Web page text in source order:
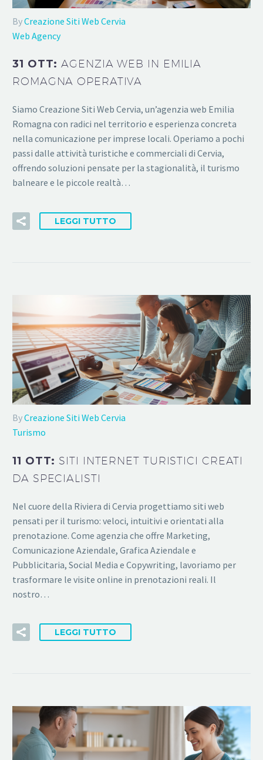
ByCreazione Siti Web Cervia
Web Agency
31 OTT:AGENZIA WEB IN EMILIA
ROMAGNA OPERATIVA
Siamo Creazione Siti Web Cervia, un’agenzia web Emilia
Romagna con radici nel territorio e esperienza concreta
nella comunicazione per imprese locali. Operiamo a pochi
passi dalle attività turistiche e commerciali di Cervia,
offrendo soluzioni pensate per la stagionalità, il turismo
balneare e le piccole realtà…
LEGGI TUTTO
ByCreazione Siti Web Cervia
Turismo
11 OTT: SITI INTERNET TURISTICI CREATI
DA SPECIALISTI
Nel cuore della Riviera di Cervia progettiamo siti web
pensati per il turismo: veloci, intuitivi e orientati alla
prenotazione. Come agenzia che offre Marketing,
Comunicazione Aziendale, Grafica Aziendale e
Pubblicitaria, Social Media e Copywriting, lavoriamo per
trasformare le visite online in prenotazioni reali. Il
nostro…
LEGGI TUTTO